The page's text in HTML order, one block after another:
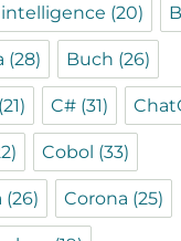
(20)
(28) Buch (26)
(21) C# (31)
Cobol (33)
(26) Corona (25)